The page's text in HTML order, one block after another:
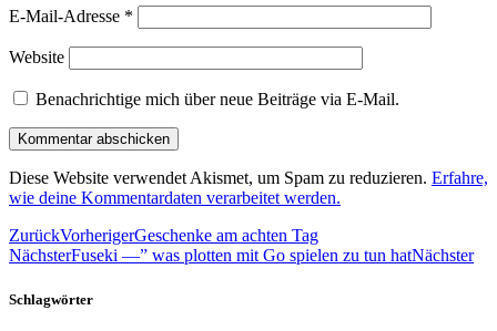
E-Mail-Adresse *
Website
Benachrichtige mich über neue Beiträge via E-Mail.
Diese Website verwendet Akismet, um Spam zu reduzieren. Erfahre,
wie deine Kommentardaten verarbeitet werden.
ZurückVorherigerGeschenke am achten Tag
NächsterFuseki —” was plotten mit Go spielen zu tun hatNächster
Schlagwörter